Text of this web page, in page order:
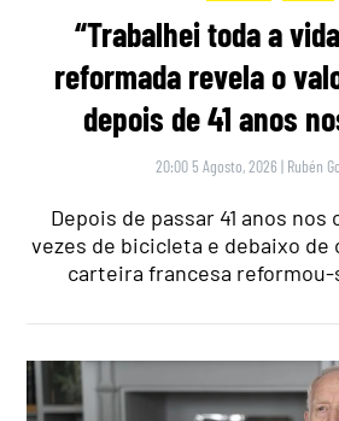
“Trabalhei toda a
reformada revela o
depois de 41 anos
20:00 5 Agosto, 2026 | Rubén
Depois de passar 41 anos
vezes de bicicleta e debaixo de
carteira francesa reformou-